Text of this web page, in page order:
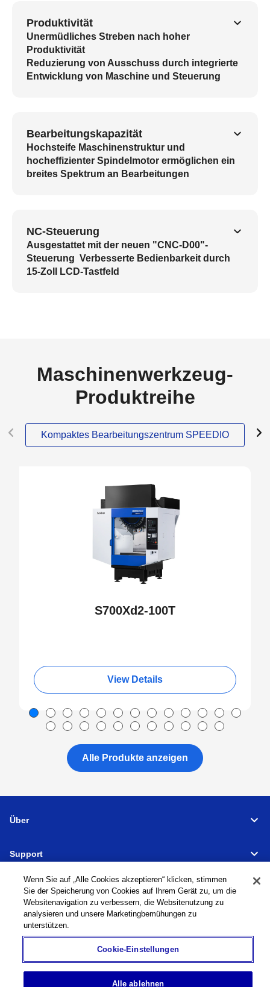
Produktivität
Unermüdliches Streben nach hoher
Produktivität
Reduzierung von Ausschuss durch integrierte
Entwicklung von Maschine und Steuerung
Bearbeitungskapazität
Hochsteife Maschinenstruktur und
hocheffizienter Spindelmotor ermöglichen ein
breites Spektrum an Bearbeitungen
NC-Steuerung
Ausgestattet mit der neuen "CNC-D00"-
Steuerung Verbesserte Bedienbarkeit durch
15-Zoll LCD-Tastfeld
Maschinenwerkzeug-
Produktreihe
Kompaktes Bearbeitungszentrum SPEEDIO
S700Xd2-100T
View Details
Alle Produkte anzeigen
Über
Support
Verbindungen
Werkzeugmaschinen
Datenschutzrichtlinie
Nutzungsbedingungen Sitemap
Wenn Sie auf „Alle Cookies akzeptieren“ klicken, stimmen
Sie der Speicherung von Cookies auf Ihrem Gerät zu, um die
Websitenavigation zu verbessern, die Websitenutzung zu
analysieren und unsere Marketingbemühungen zu
unterstützen.
Cookie-Einstellungen
Alle ablehnen